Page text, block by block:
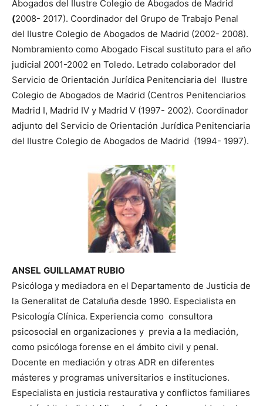
Abogados del Ilustre Colegio de Abogados de Madrid
(2008- 2017). Coordinador del Grupo de Trabajo Penal
del Ilustre Colegio de Abogados de Madrid (2002- 2008).
Nombramiento como Abogado Fiscal sustituto para el año
judicial 2001-2002 en Toledo. Letrado colaborador del
Servicio de Orientación Jurídica Penitenciaria del Ilustre
Colegio de Abogados de Madrid (Centros Penitenciarios
Madrid I, Madrid IV y Madrid V (1997- 2002). Coordinador
adjunto del Servicio de Orientación Jurídica Penitenciaria
del Ilustre Colegio de Abogados de Madrid (1994- 1997).
ANSEL GUILLAMAT RUBIO
Psicóloga y mediadora en el Departamento de Justicia de
la Generalitat de Cataluña desde 1990. Especialista en
Psicología Clínica. Experiencia como consultora
psicosocial en organizaciones y previa a la mediación,
como psicóloga forense en el ámbito civil y penal.
Docente en mediación y otras ADR en diferentes
másteres y programas universitarios e instituciones.
Especialista en justicia restaurativa y conflictos familiares